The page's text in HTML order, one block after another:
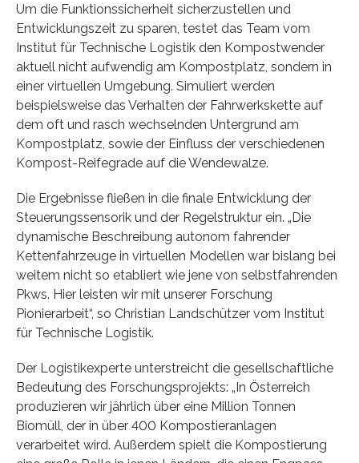
Um die Funktionssicherheit sicherzustellen und
Entwicklungszeit zu sparen, testet das Team vom
Institut für Technische Logistik den Kompostwender
aktuell nicht aufwendig am Kompostplatz, sondern in
einer virtuellen Umgebung. Simuliert werden
beispielsweise das Verhalten der Fahrwerkskette auf
dem oft und rasch wechselnden Untergrund am
Kompostplatz, sowie der Einfluss der verschiedenen
Kompost-Reifegrade auf die Wendewalze.
Die Ergebnisse fließen in die finale Entwicklung der
Steuerungssensorik und der Regelstruktur ein. „Die
dynamische Beschreibung autonom fahrender
Kettenfahrzeuge in virtuellen Modellen war bislang bei
weitem nicht so etabliert wie jene von selbstfahrenden
Pkws. Hier leisten wir mit unserer Forschung
Pionierarbeit“, so Christian Landschützer vom Institut
für Technische Logistik.
Der Logistikexperte unterstreicht die gesellschaftliche
Bedeutung des Forschungsprojekts: „In Österreich
produzieren wir jährlich über eine Million Tonnen
Biomüll, der in über 400 Kompostieranlagen
verarbeitet wird. Außerdem spielt die Kompostierung